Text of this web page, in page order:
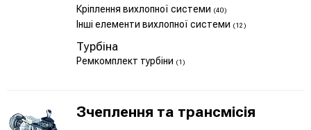
Кріплення вихлопної системи (40)
Інші елементи вихлопної системи (12)
Турбіна
Ремкомплект турбіни (1)
Зчеплення та трансмісія